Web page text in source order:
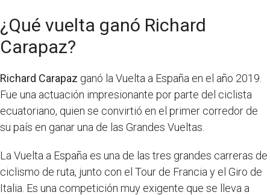
¿Qué vuelta ganó Richard
Carapaz?
Richard Carapaz ganó la Vuelta a España en el año 2019.
Fue una actuación impresionante por parte del ciclista
ecuatoriano, quien se convirtió en el primer corredor de
su país en ganar una de las Grandes Vueltas.
La Vuelta a España es una de las tres grandes carreras de
ciclismo de ruta, junto con el Tour de Francia y el Giro de
Italia. Es una competición muy exigente que se lleva a